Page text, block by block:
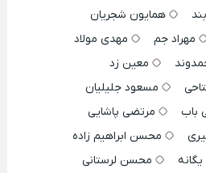
همایون شجریان
مهراد جم
مهدی مولاد
معین زد
مسعود جلیلیان
باب
مرتضی پاشایی
محسن ابراهیم زاده
محسن لرستانی